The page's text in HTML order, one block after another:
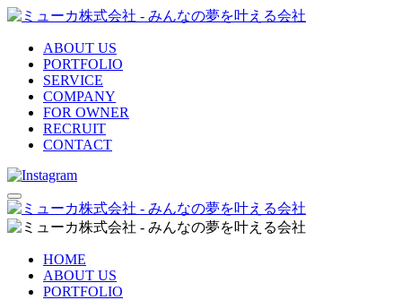
ABOUT US
PORTFOLIO
SERVICE
COMPANY
FOR OWNER
RECRUIT
CONTACT
HOME
ABOUT US
PORTFOLIO